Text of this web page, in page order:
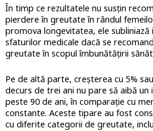
În timp ce rezultatele nu susțin
pierdere în greutate în rândul
promova longevitatea, ele
sfaturilor medicale dacă se
greutate în scopul îmbunătățirii
Pe de altă parte, creșterea cu 5%
decurs de trei ani nu pare să aibă
peste 90 de ani, în comparație cu
constante. Aceste tipare au fost
cu diferite categorii de greutate,